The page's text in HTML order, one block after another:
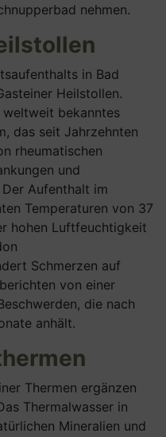
nehmen.
in Bad
Heilstollen.
bekanntes
das seit Jahrzehnten
rheumatischen
und
Aufenthalt im
Temperaturen von 37
hohen Luftfeuchtigkeit
Schmerzen auf
von einer
die nach
anhält.
Thermen ergänzen
Thermalwasser in
Mineralien und